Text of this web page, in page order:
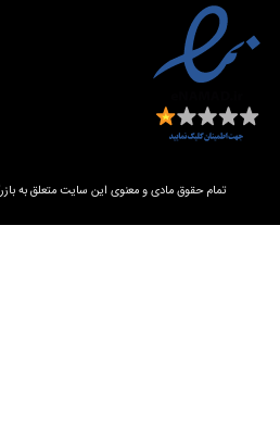
​​تمام حقوق مادی و معنوی این سایت متعلق به